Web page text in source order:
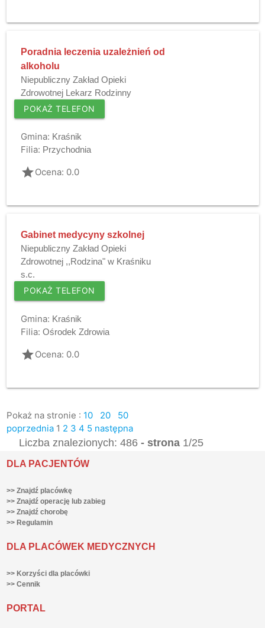
Poradnia leczenia uzależnień od
alkoholu
Niepubliczny Zakład Opieki
Zdrowotnej Lekarz Rodzinny
POKAŻ TELEFON
Gmina: Kraśnik
Filia: Przychodnia
gradeOcena: 0.0
Gabinet medycyny szkolnej
Niepubliczny Zakład Opieki
Zdrowotnej ,,Rodzina" w Kraśniku
s.c.
POKAŻ TELEFON
Gmina: Kraśnik
Filia: Ośrodek Zdrowia
gradeOcena: 0.0
Pokaż na stronie : 10 20
50
poprzednia 1 2 3 4 5 następna
Liczba znalezionych: 486- strona 1/25
DLA PACJENTÓW
>> Znajdź placówkę
>> Znajdź operację lub zabieg
>> Znajdź chorobę
>> Regulamin
DLA PLACÓWEK MEDYCZNYCH
>> Korzyści dla placówki
>> Cennik
PORTAL